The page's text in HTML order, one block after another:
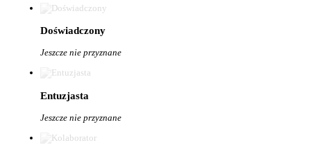
Doświadczony
Jeszcze nie przyznane
Entuzjasta
Jeszcze nie przyznane